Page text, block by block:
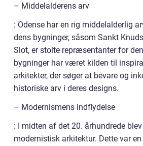
– Middelalderens arv
: Odense har en rig middelalderlig
dens bygninger, såsom Sankt
Slot, er stolte repræsentanter for
bygninger har været kilden til
arkitekter, der søger at bevare og
historiske arv i deres designs.
– Modernismens indflydelse
: I midten af det 20. århundrede
modernistisk arkitektur. Dette var